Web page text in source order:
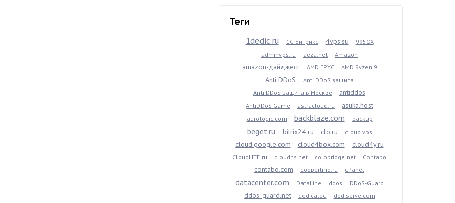
Теги
1dedic.ru 1С-Битрикс 4vps.su
9950X
adminvps.ru
aeza.net Amazon
amazon-дайджест AMD EPYC AMD Ryzen 9
Anti DDoS
Anti DDoS защита
Anti DDoS защита в Москве
antiddos
AntiDDoS Game astracloud.ru asuka.host
aurologic.com backblaze.com backup
beget.ru bitrix24.ru clo.ru cloud vps
cloud.google.com cloud4box.com cloud4y.ru
CloudLITE.ru cloudns.net colobridge.net Contabo
contabo.com coopertino.ru cPanel
datacenter.com DataLine ddos DDoS-Guard
ddos-guard.net dedicated dediserve.com